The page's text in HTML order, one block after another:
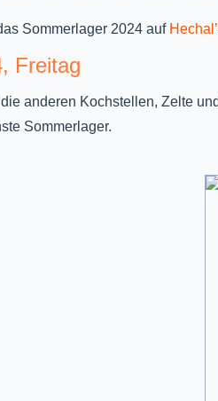
Sommerlager 2024 auf
Freitag
anderen Kochstellen, Zelte
Sommerlager.